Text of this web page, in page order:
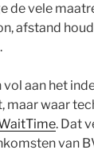
de vele
afstand
vol aan het
maar waar
. Dat
van